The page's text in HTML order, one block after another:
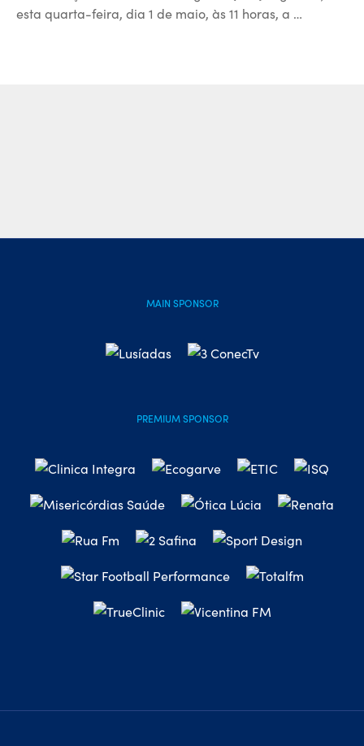
esta quarta-feira, dia 1 de maio, às 11 horas, a …
MAIN SPONSOR
PREMIUM SPONSOR